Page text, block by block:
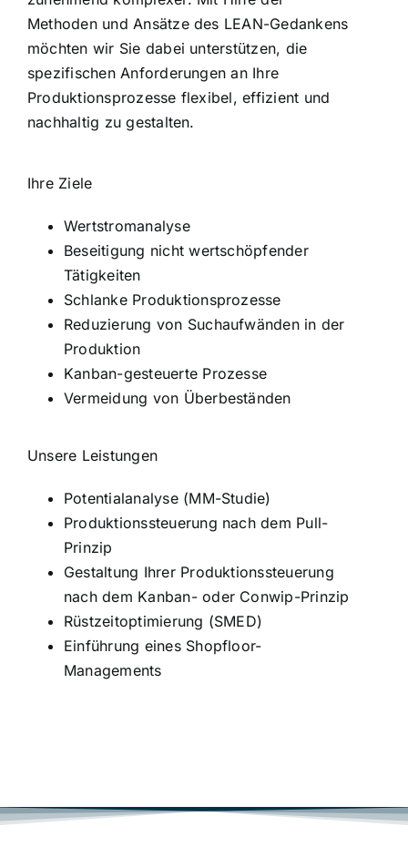
Methoden und Ansätze des LEAN-Gedankens
möchten wir Sie dabei unterstützen, die
spezifischen Anforderungen an Ihre
Produktionsprozesse flexibel, effizient und
nachhaltig zu gestalten.
Ihre Ziele
Wertstromanalyse
Beseitigung nicht wertschöpfender
Tätigkeiten
Schlanke Produktionsprozesse
Reduzierung von Suchaufwänden in der
Produktion
Kanban-gesteuerte Prozesse
Vermeidung von Überbeständen
Unsere Leistungen
Potentialanalyse (MM-Studie)
Produktionssteuerung nach dem Pull-
Prinzip
Gestaltung Ihrer Produktionssteuerung
nach dem Kanban- oder Conwip-Prinzip
Rüstzeitoptimierung (SMED)
Einführung eines Shopfloor-
Managements